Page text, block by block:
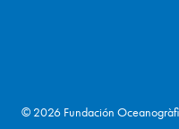
© 2026 Fundación